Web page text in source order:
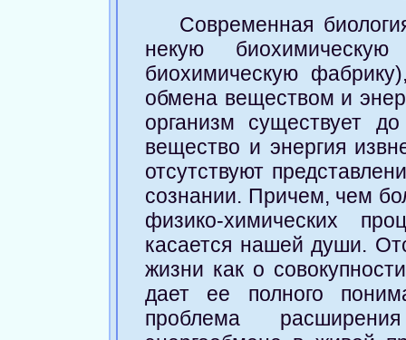
Современная
некую
биохимическую
обмена веществом и
организм существует
вещество и энергия
отсутствуют
сознании. Причем, чем
физико-химических
касается нашей души.
жизни как о
дает ее полного
проблема